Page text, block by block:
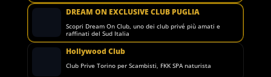
DREAM ON EXCLUSIVE CLUB PUGLIA
Scopri Dream On Club, uno dei club privé più amati e
raffinati del Sud Italia
Hollywood Club
Club Prive Torino per Scambisti, FKK SPA naturista